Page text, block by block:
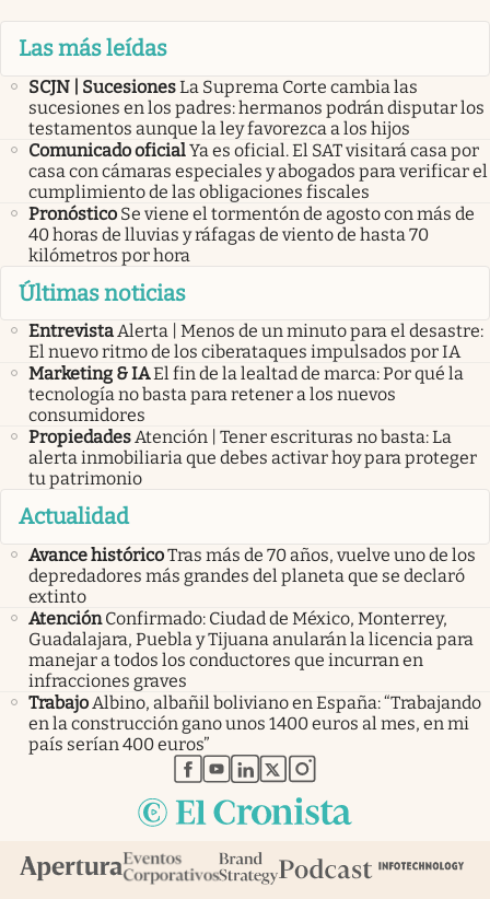
Las más leídas
SCJN | SucesionesLa Suprema Corte cambia las
sucesiones en los padres: hermanos podrán disputar los
testamentos aunque la ley favorezca a los hijos
Comunicado oficialYa es oficial. El SAT visitará casa por
casa con cámaras especiales y abogados para verificar el
cumplimiento de las obligaciones fiscales
Pronóstico Se viene el tormentón de agosto con más de
40 horas de lluvias y ráfagas de viento de hasta 70
kilómetros por hora
Últimas noticias
EntrevistaAlerta | Menos de un minuto para el desastre:
El nuevo ritmo de los ciberataques impulsados por IA
Marketing & IAEl fin de la lealtad de marca: Por qué la
tecnología no basta para retener a los nuevos
consumidores
PropiedadesAtención | Tener escrituras no basta: La
alerta inmobiliaria que debes activar hoy para proteger
tu patrimonio
Actualidad
Avance históricoTras más de 70 años, vuelve uno de los
depredadores más grandes del planeta que se declaró
extinto
Atención Confirmado: Ciudad de México, Monterrey,
Guadalajara, Puebla y Tijuana anularán la licencia para
manejar a todos los conductores que incurran en
infracciones graves
Trabajo Albino, albañil boliviano en España: “Trabajando
en la construcción gano unos 1400 euros al mes, en mi
país serían 400 euros”
abre en nueva pestaña
abre en nueva pestaña
abre en nueva pestaña
abre en nueva pestaña
abre en nueva pestaña